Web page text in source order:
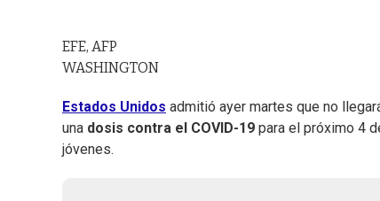
EFE, AFP
WASHINGTON
Estados Unidos admitió ayer martes que no
una dosis contra el COVID-19 para el próximo 4
jóvenes.